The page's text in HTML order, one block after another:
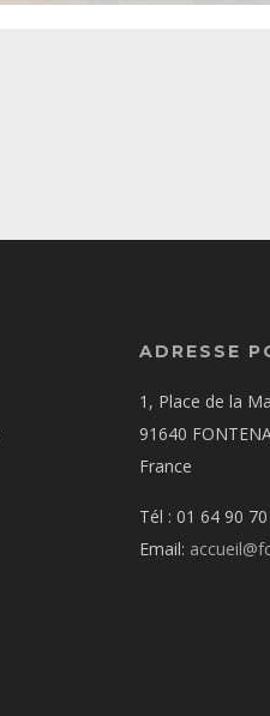
ADRESSE
1, Place de la
91640
France
Tél : 01 64 90
Email: